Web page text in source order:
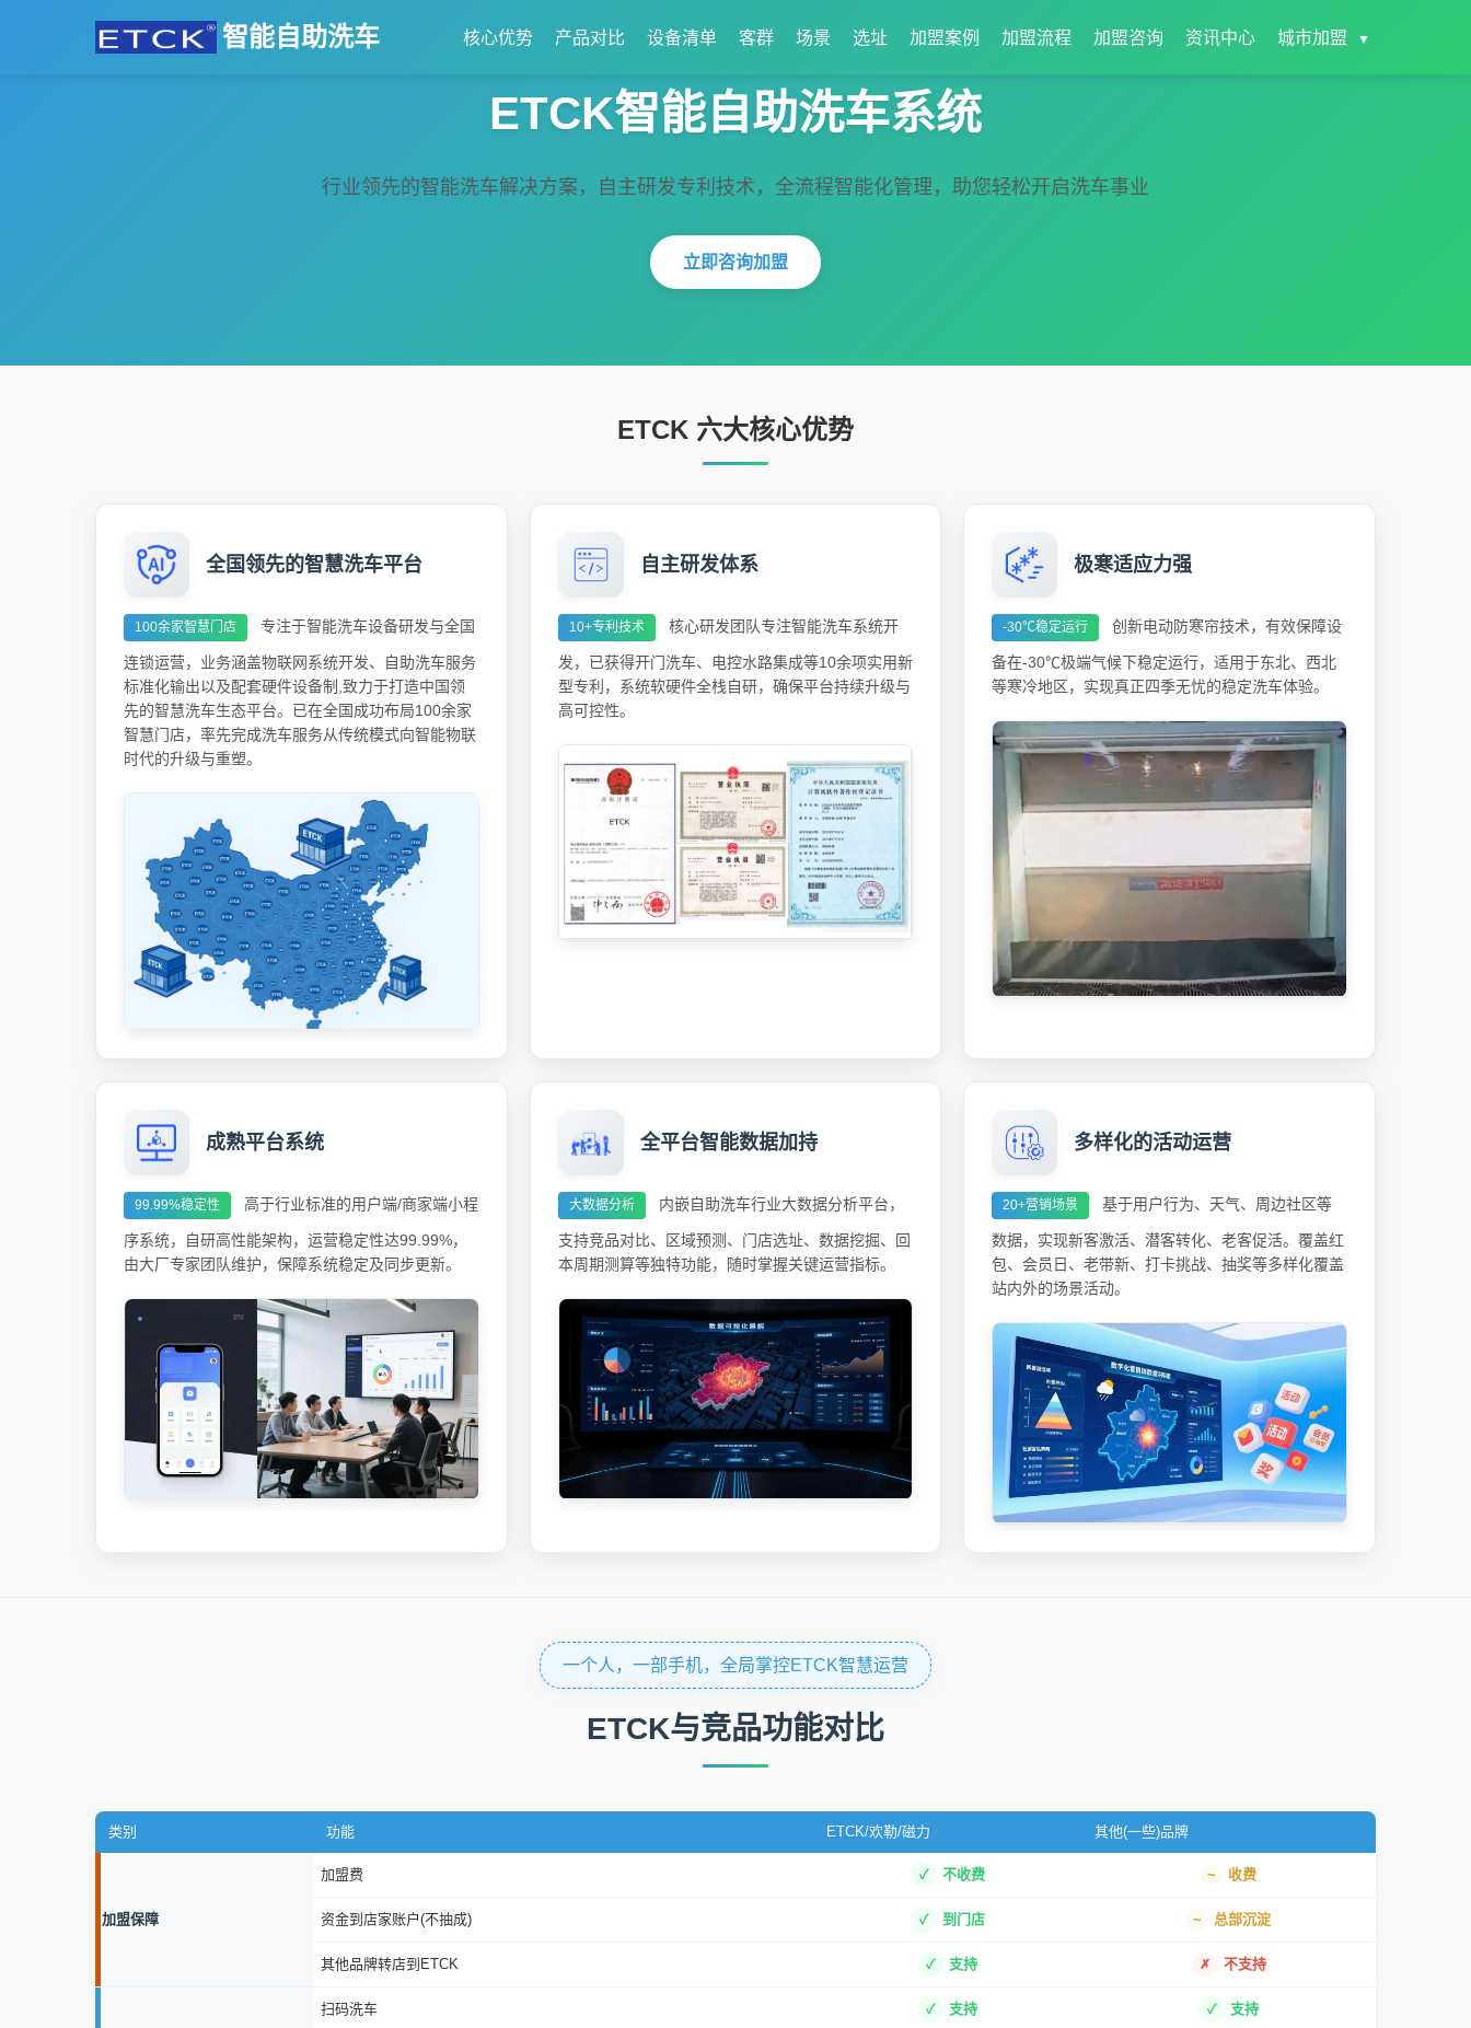
智能自助洗车 核心优势 产品对比 设备清单 客群 场景 选址 加盟案例 加盟流程 加盟咨询 资讯中心 城市加盟 ▼
ETCK智能自助洗车系统
行业领先的智能洗车解决方案，自主研发专利技术，全流程智能化管理，助您轻松开启洗车事业
立即咨询加盟
ETCK 六大核心优势
全国领先的智慧洗车平台
100余家智慧门店 专注于智能洗车设备研发与全国
连锁运营，业务涵盖物联网系统开发、自助洗车服务
标准化输出以及配套硬件设备制,致力于打造中国领
先的智慧洗车生态平台。已在全国成功布局100余家
智慧门店，率先完成洗车服务从传统模式向智能物联
时代的升级与重塑。
自主研发体系
10+专利技术 核心研发团队专注智能洗车系统开
发，已获得开门洗车、电控水路集成等10余项实用新
型专利，系统软硬件全栈自研，确保平台持续升级与
高可控性。
极寒适应力强
-30℃稳定运行 创新电动防寒帘技术，有效保障设
备在-30℃极端气候下稳定运行，适用于东北、西北
等寒冷地区，实现真正四季无忧的稳定洗车体验。
成熟平台系统
99.99%稳定性 高于行业标准的用户端/商家端小程
序系统，自研高性能架构，运营稳定性达99.99%，
由大厂专家团队维护，保障系统稳定及同步更新。
全平台智能数据加持
大数据分析 内嵌自助洗车行业大数据分析平台，
支持竞品对比、区域预测、门店选址、数据挖掘、回
本周期测算等独特功能，随时掌握关键运营指标。
多样化的活动运营
20+营销场景 基于用户行为、天气、周边社区等
数据，实现新客激活、潜客转化、老客促活。覆盖红
包、会员日、老带新、打卡挑战、抽奖等多样化覆盖
站内外的场景活动。
一个人，一部手机，全局掌控ETCK智慧运营
ETCK与竞品功能对比
类别 功能 ETCK/欢勒/磁力 其他(一些)品牌
加盟保障
加盟费 不收费 收费
资金到店家账户(不抽成) 到门店 总部沉淀
其他品牌转店到ETCK 支持 不支持
扫码洗车 支持 支持